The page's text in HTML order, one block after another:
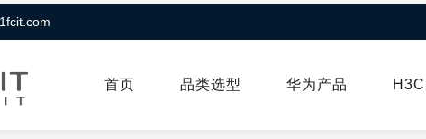
首页 品类选型 华为产品